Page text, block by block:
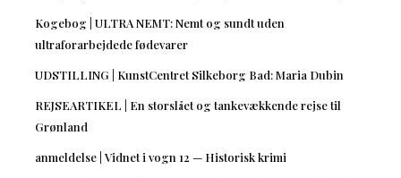
Kogebog | ULTRA NEMT: Nemt og sundt uden
ultraforarbejdede fødevarer
UDSTILLING | KunstCentret Silkeborg Bad: Maria Dubin
REJSEARTIKEL | En storslået og tankevækkende rejse til
Grønland
anmeldelse | Vidnet i vogn 12 — Historisk krimi